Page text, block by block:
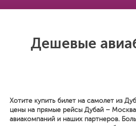
Дешевые
Хотите купить билет на самолет из
цены на прямые рейсы Дубай –
авиакомпаний и наших партнеров.